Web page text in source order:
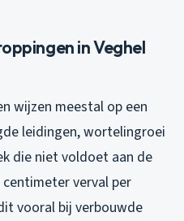
in Veghel
wijzen meestal op een
leidingen, wortelingroei
die niet voldoet aan de
verval per
vooral bij verbouwde